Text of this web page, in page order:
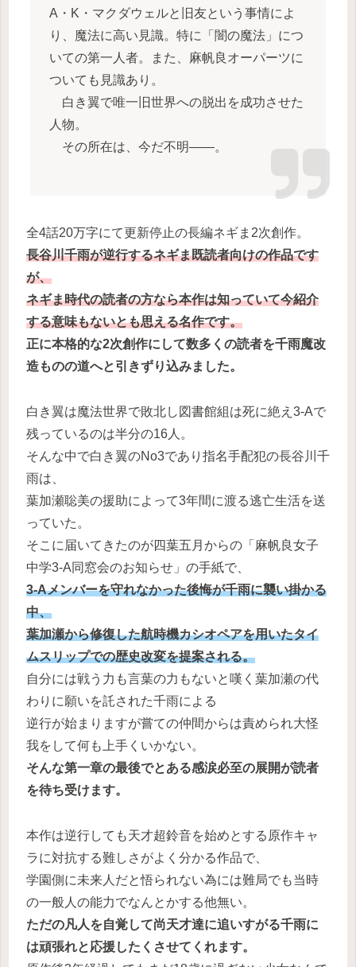
A・K・マクダウェルと旧友という事情によ
り、魔法に高い見識。特に「闇の魔法」につ
いての第一人者。また、麻帆良オーパーツに
ついても見識あり。
白き翼で唯一旧世界への脱出を成功させた
人物。
その所在は、今だ不明――。
全4話20万字にて更新停止の長編ネギま2次創作。
長谷川千雨が逆行するネギま既読者向けの作品です
が、
ネギま時代の読者の方なら本作は知っていて今紹介
する意味もないとも思える名作です。
正に本格的な2次創作にして数多くの読者を千雨魔改
造ものの道へと引きずり込みました。
白き翼は魔法世界で敗北し図書館組は死に絶え3-Aで
残っているのは半分の16人。
そんな中で白き翼のNo3であり指名手配犯の長谷川千
雨は、
葉加瀬聡美の援助によって3年間に渡る逃亡生活を送
っていた。
そこに届いてきたのが四葉五月からの「麻帆良女子
中学3-A同窓会のお知らせ」の手紙で、
3-Aメンバーを守れなかった後悔が千雨に襲い掛かる
中、
葉加瀬から修復した航時機カシオペアを用いたタイ
ムスリップでの歴史改変を提案される。
自分には戦う力も言葉の力もないと嘆く葉加瀬の代
わりに願いを託された千雨による
逆行が始まりますが嘗ての仲間からは責められ大怪
我をして何も上手くいかない。
そんな第一章の最後でとある感涙必至の展開が読者
を待ち受けます。
本作は逆行しても天才超鈴音を始めとする原作キャ
ラに対抗する難しさがよく分かる作品で、
学園側に未来人だと悟られない為には難局でも当時
の一般人の能力でなんとかする他無い。
ただの凡人を自覚して尚天才達に追いすがる千雨に
は頑張れと応援したくさせてくれます。